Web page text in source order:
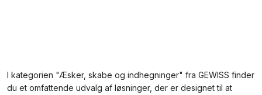
I kategorien "Æsker, skabe og indhegninger" fra GEWISS finder
du et omfattende udvalg af løsninger, der er designet til at